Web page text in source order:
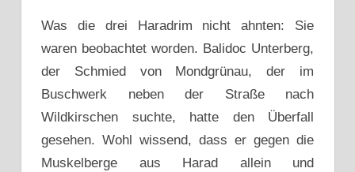
Was die drei Haradrim nicht ahnten: Sie
waren beobachtet worden. Balidoc Unterberg,
der Schmied von Mondgrünau, der im
Buschwerk neben der Straße nach
Wildkirschen suchte, hatte den Überfall
gesehen. Wohl wissend, dass er gegen die
Muskelberge aus Harad allein und